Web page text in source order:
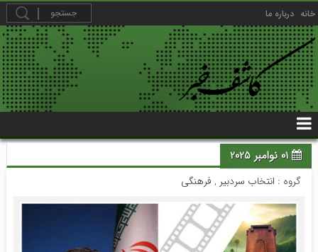
خانه درباره ما
01 نوامبر 2025
گروه : انتخاب سردبیر , فرهنگی